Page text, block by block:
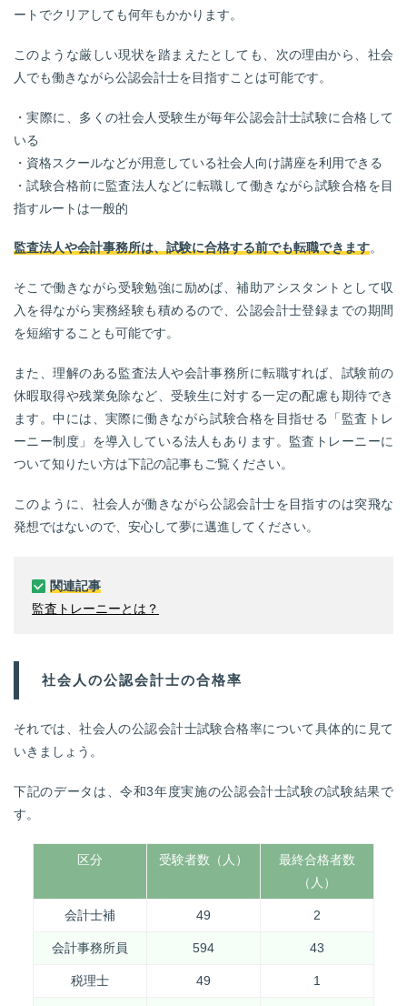
ートでクリアしても何年もかかります。
このような厳しい現状を踏まえたとしても、次の理由から、社会
人でも働きながら公認会計士を目指すことは可能です。
・実際に、多くの社会人受験生が毎年公認会計士試験に合格して
いる
・資格スクールなどが用意している社会人向け講座を利用できる
・試験合格前に監査法人などに転職して働きながら試験合格を目
指すルートは一般的
監査法人や会計事務所は、試験に合格する前でも転職できます。
そこで働きながら受験勉強に励めば、補助アシスタントとして収
入を得ながら実務経験も積めるので、公認会計士登録までの期間
を短縮することも可能です。
また、理解のある監査法人や会計事務所に転職すれば、試験前の
休暇取得や残業免除など、受験生に対する一定の配慮も期待でき
ます。中には、実際に働きながら試験合格を目指せる「監査トレ
ーニー制度」を導入している法人もあります。監査トレーニーに
ついて知りたい方は下記の記事もご覧ください。
このように、社会人が働きながら公認会計士を目指すのは突飛な
発想ではないので、安心して夢に邁進してください。
関連記事
監査トレーニーとは？
社会人の公認会計士の合格率
それでは、社会人の公認会計士試験合格率について具体的に見て
いきましょう。
下記のデータは、令和3年度実施の公認会計士試験の試験結果で
す。
区分 受験者数（人）
最終合格者数
（人）
会計士補 49 2
会計事務所員 594 43
税理士 49 1